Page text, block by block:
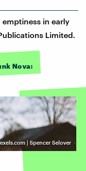
emptiness in early
Limited.
Nova:
| Spencer Selover